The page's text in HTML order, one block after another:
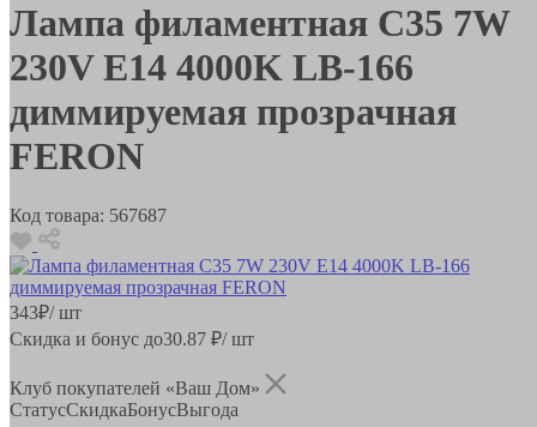
Лампа филаментная C35 7W
230V E14 4000K LB-166
диммируемая прозрачная
FERON
Код товара: 567687
343₽/ шт
Скидка и бонус до30.87 ₽/ шт
Клуб покупателей «Ваш Дом»
СтатусСкидкаБонусВыгода